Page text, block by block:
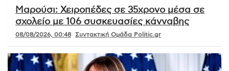
Μαρούσι: Χειροπέδες σε 35χρονο μέσα σε
σχολείο με 106 συσκευασίες κάνναβης
08/08/2026, 00:48 Συντακτική Ομάδα Politic.gr